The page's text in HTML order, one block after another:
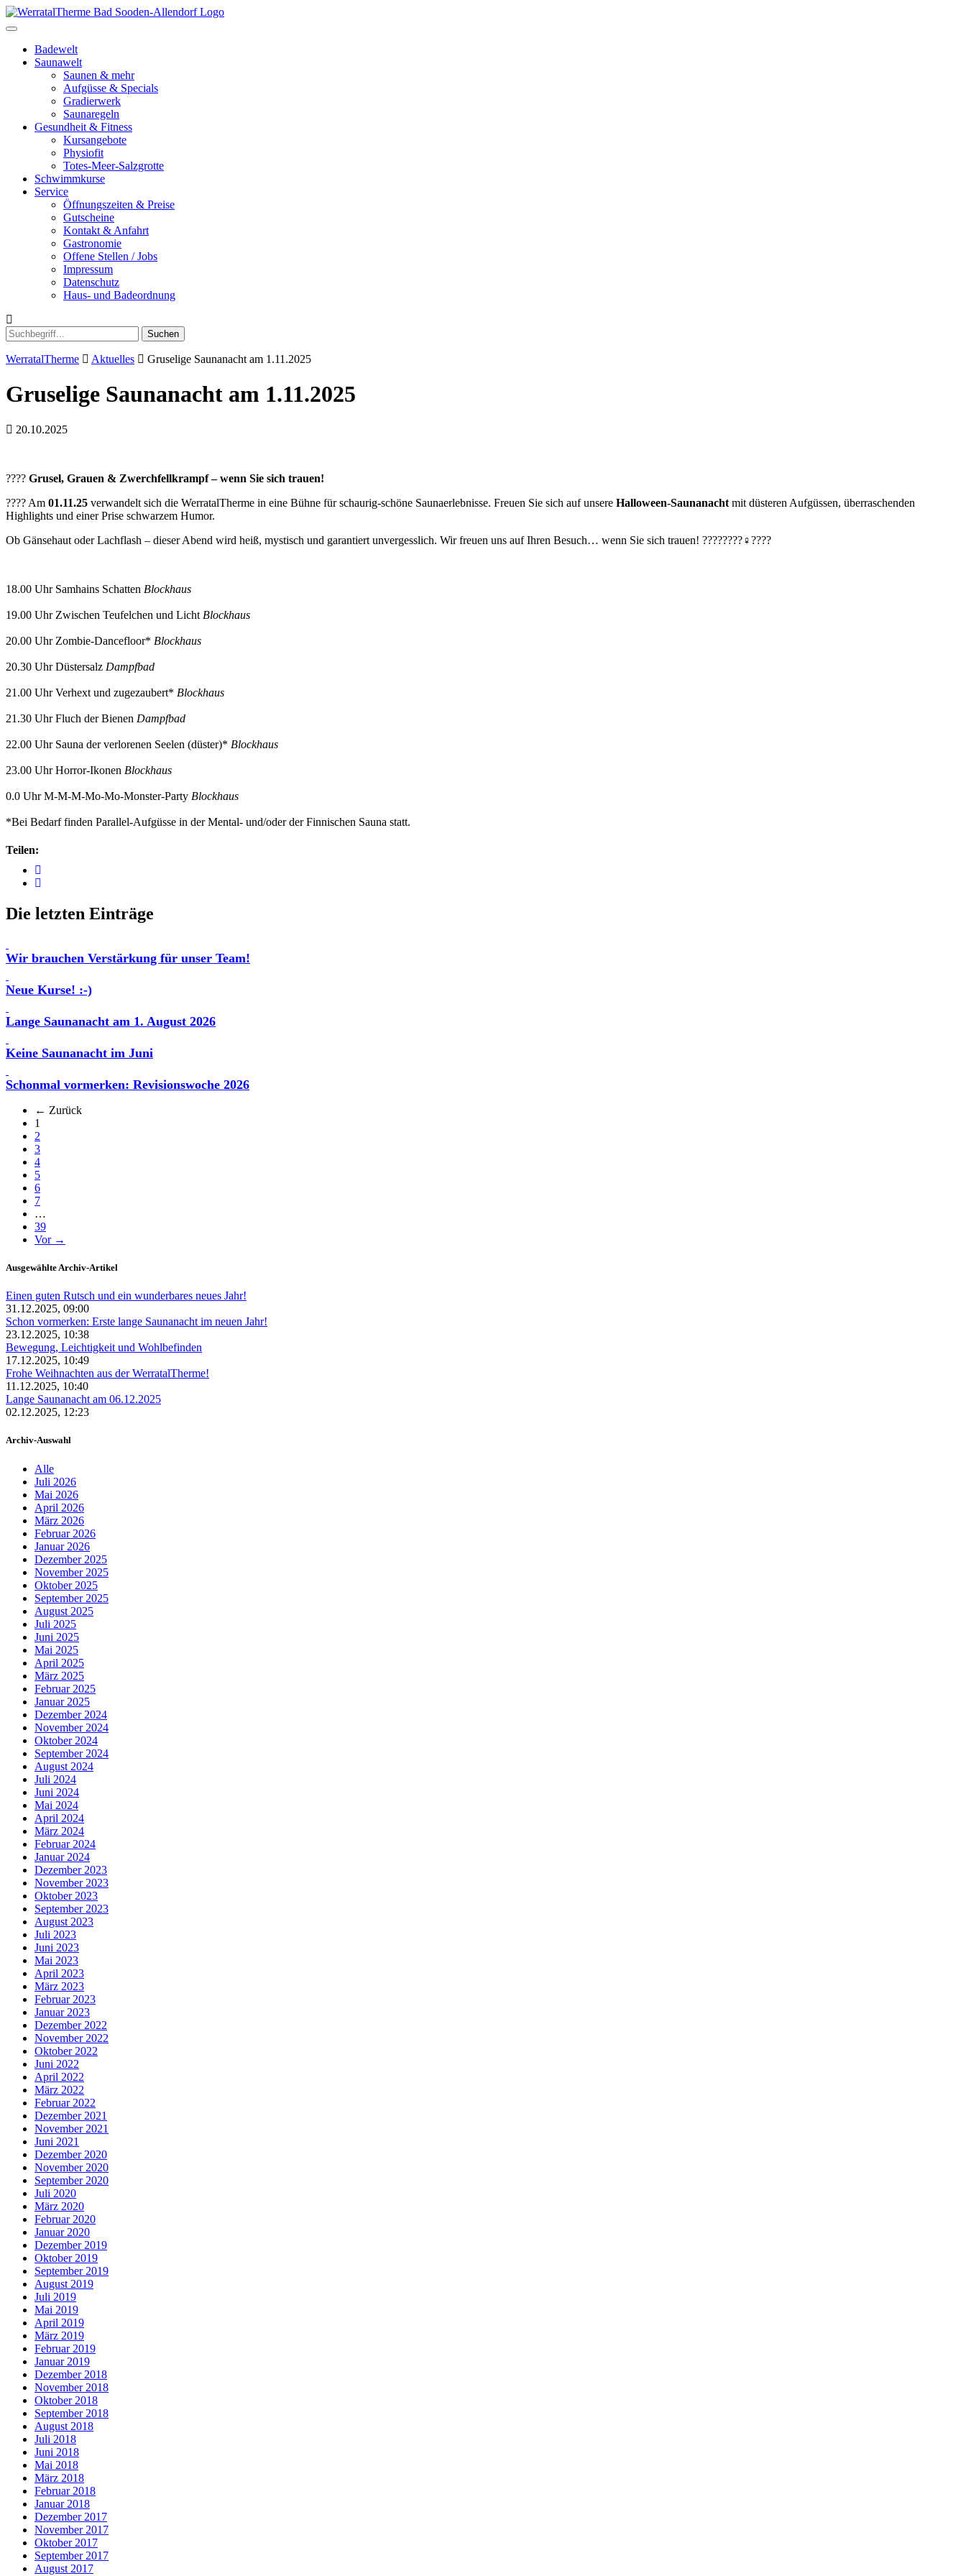
Toggle
navigationBadewelt
Saunawelt
Saunen & mehr
Aufgüsse & Specials
Gradierwerk
Saunaregeln
Gesundheit & Fitness
Kursangebote
Physiofit
Totes-Meer-Salzgrotte
Schwimmkurse
Service
Öffnungszeiten & Preise
Gutscheine
Kontakt & Anfahrt
Gastronomie
Offene Stellen / Jobs
Impressum
Datenschutz
Haus- und Badeordnung
Suchen
WerratalTherme Aktuelles Gruselige Saunanacht am 1.11.2025
Gruselige Saunanacht am 1.11.2025
20.10.2025
???? Grusel, Grauen & Zwerchfellkrampf – wenn Sie sich trauen!
???? Am 01.11.25 verwandelt sich die WerratalTherme in eine Bühne für schaurig-schöne Saunaerlebnisse. Freuen Sie sich auf unsere Halloween-Saunanacht mit düsteren Aufgüssen, überraschenden
Highlights und einer Prise schwarzem Humor.
Ob Gänsehaut oder Lachflash – dieser Abend wird heiß, mystisch und garantiert unvergesslich. Wir freuen uns auf Ihren Besuch… wenn Sie sich trauen! ????️????‍♀️????
18.00 Uhr Samhains Schatten Blockhaus
19.00 Uhr Zwischen Teufelchen und Licht Blockhaus
20.00 Uhr Zombie-Dancefloor* Blockhaus
20.30 Uhr Düstersalz Dampfbad
21.00 Uhr Verhext und zugezaubert* Blockhaus
21.30 Uhr Fluch der Bienen Dampfbad
22.00 Uhr Sauna der verlorenen Seelen (düster)* Blockhaus
23.00 Uhr Horror-Ikonen Blockhaus
0.0 Uhr M-M-M-Mo-Mo-Monster-Party Blockhaus
*Bei Bedarf finden Parallel-Aufgüsse in der Mental- und/oder der Finnischen Sauna statt.
Teilen:
Die letzten Einträge
Wir brauchen Verstärkung für unser Team!
Neue Kurse! :-)
Lange Saunanacht am 1. August 2026
Keine Saunanacht im Juni
Schonmal vormerken: Revisionswoche 2026
← Zurück
1
2
3
4
5
6
7
…
39
Vor →
Ausgewählte Archiv-Artikel
Einen guten Rutsch und ein wunderbares neues Jahr!
31.12.2025, 09:00
Schon vormerken: Erste lange Saunanacht im neuen Jahr!
23.12.2025, 10:38
Bewegung, Leichtigkeit und Wohlbefinden
17.12.2025, 10:49
Frohe Weihnachten aus der WerratalTherme!
11.12.2025, 10:40
Lange Saunanacht am 06.12.2025
02.12.2025, 12:23
Archiv-Auswahl
Alle
Juli 2026
Mai 2026
April 2026
März 2026
Februar 2026
Januar 2026
Dezember 2025
November 2025
Oktober 2025
September 2025
August 2025
Juli 2025
Juni 2025
Mai 2025
April 2025
März 2025
Februar 2025
Januar 2025
Dezember 2024
November 2024
Oktober 2024
September 2024
August 2024
Juli 2024
Juni 2024
Mai 2024
April 2024
März 2024
Februar 2024
Januar 2024
Dezember 2023
November 2023
Oktober 2023
September 2023
August 2023
Juli 2023
Juni 2023
Mai 2023
April 2023
März 2023
Februar 2023
Januar 2023
Dezember 2022
November 2022
Oktober 2022
Juni 2022
April 2022
März 2022
Februar 2022
Dezember 2021
November 2021
Juni 2021
Dezember 2020
November 2020
September 2020
Juli 2020
März 2020
Februar 2020
Januar 2020
Dezember 2019
Oktober 2019
September 2019
August 2019
Juli 2019
Mai 2019
April 2019
März 2019
Februar 2019
Januar 2019
Dezember 2018
November 2018
Oktober 2018
September 2018
August 2018
Juli 2018
Juni 2018
Mai 2018
März 2018
Februar 2018
Januar 2018
Dezember 2017
November 2017
Oktober 2017
September 2017
August 2017